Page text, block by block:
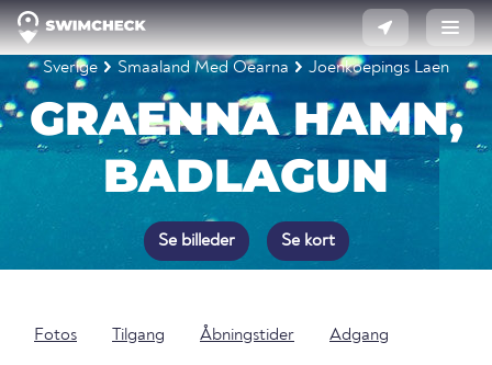
Sverige Smaaland Med Oearna Joenkoepings Laen
GRAENNA HAMN,
BADLAGUN
Se billeder Se kort
Fotos Tilgang Åbningstider Adgang